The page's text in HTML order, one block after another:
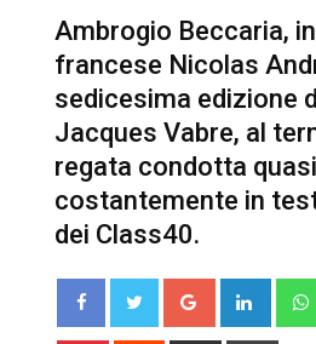
Ambrogio Beccaria,
francese Nicolas
sedicesima edizione
Jacques Vabre, al
regata condotta quasi
costantemente in
dei Class40.
Google+